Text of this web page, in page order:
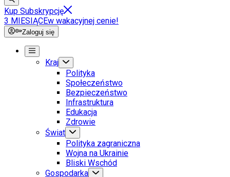
Kup Subskrypcję
3 MIESIĄCEw wakacyjnej cenie!
Zaloguj się
Kraj
Polityka
Społeczeństwo
Bezpieczeństwo
Infrastruktura
Edukacja
Zdrowie
Świat
Polityka zagraniczna
Wojna na Ukrainie
Bliski Wschód
Gospodarka